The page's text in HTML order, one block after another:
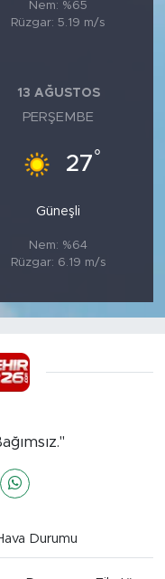
Nem: %65
Rüzgar: 5.19 m/s
13 AĞUSTOS
PERŞEMBE
27°
Güneşli
Nem: %64
Rüzgar: 6.19 m/s
Durumu